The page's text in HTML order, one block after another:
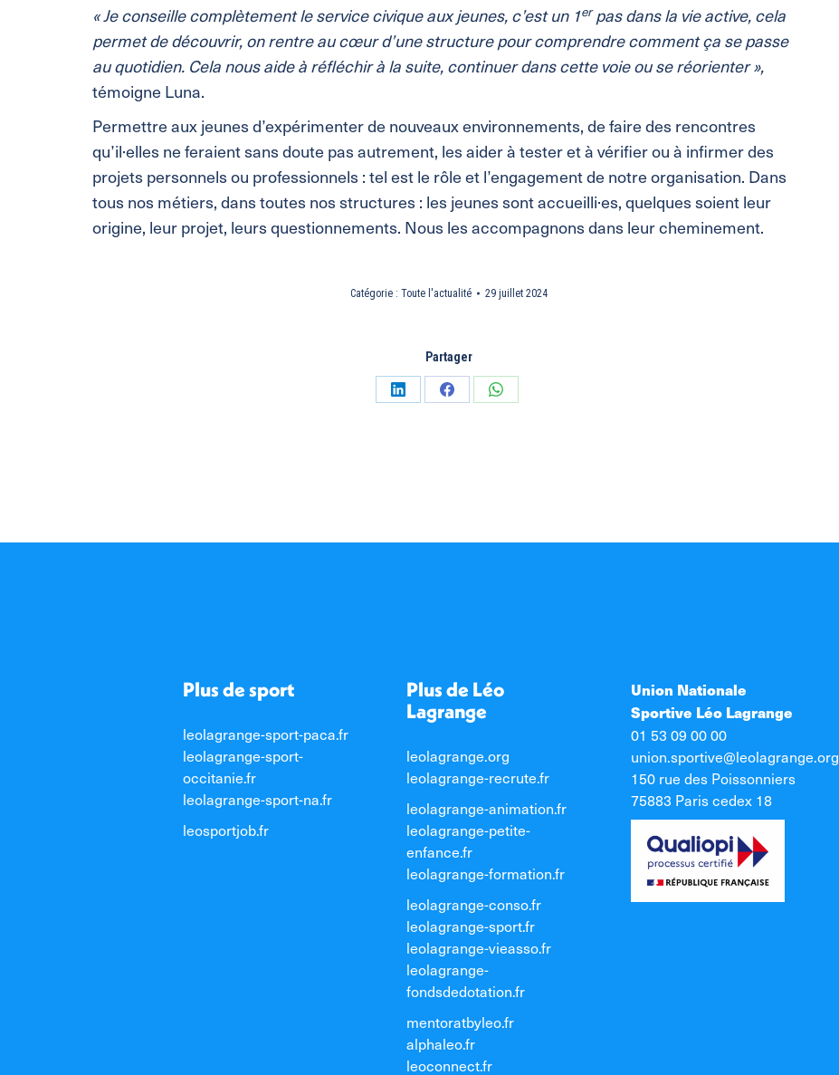
« Je conseille complètement le service civique aux jeunes, c’est un 1erpas dans la vie active, cela
permet de découvrir, on rentre au cœur d’une structure pour comprendre comment ça se passe
au quotidien. Cela nous aide à réfléchir à la suite, continuer dans cette voie ou se réorienter »,
témoigne Luna.
Permettre aux jeunes d’expérimenter de nouveaux environnements, de faire des rencontres
qu’il·elles ne feraient sans doute pas autrement, les aider à tester et à vérifier ou à infirmer des
projets personnels ou professionnels : tel est le rôle et l’engagement de notre organisation. Dans
tous nos métiers, dans toutes nos structures : les jeunes sont accueilli·es, quelques soient leur
origine, leur projet, leurs questionnements. Nous les accompagnons dans leur cheminement.
Catégorie : Toute l'actualité 29 juillet 2024
Partager
PartagerPartagerPartager
Plus de sport
leolagrange-sport-paca.fr
leolagrange-sport-
occitanie.fr
leolagrange-sport-na.fr
leosportjob.fr
Plus de Léo
Lagrange
leolagrange.org
leolagrange-recrute.fr
leolagrange-animation.fr
leolagrange-petite-
enfance.fr
leolagrange-formation.fr
leolagrange-conso.fr
leolagrange-sport.fr
leolagrange-vieasso.fr
leolagrange-
fondsdedotation.fr
mentoratbyleo.fr
alphaleo.fr
leoconnect.fr
Union Nationale
Sportive Léo Lagrange
01 53 09 00 00
union.sportive@leolagrange.org
150 rue des Poissonniers
75883 Paris cedex 18